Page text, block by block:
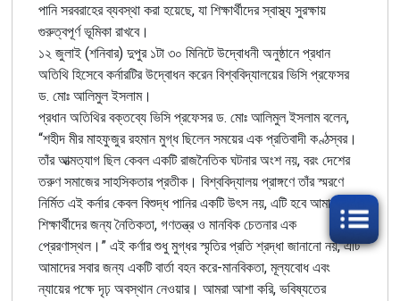
পানি সরবরাহের ব্যবস্থা করা হয়েছে, যা শিক্ষার্থীদের স্বাস্থ্য সুরক্ষায়
গুরুত্বপূর্ণ ভূমিকা রাখবে।
১২ জুলাই (শনিবার) দুপুর ১টা ৩০ মিনিটে উদ্বোধনী অনুষ্ঠানে প্রধান
অতিথি হিসেবে কর্নারটির উদ্বোধন করেন বিশ্ববিদ্যালয়ের ভিসি প্রফেসর
ড. মোঃ আলিমুল ইসলাম।
প্রধান অতিথির বক্তব্যে ভিসি প্রফেসর ড. মোঃ আলিমুল ইসলাম বলেন,
“শহীদ মীর মাহফুজুর রহমান মুগ্ধ ছিলেন সময়ের এক প্রতিবাদী কণ্ঠস্বর।
তাঁর আত্মত্যাগ ছিল কেবল একটি রাজনৈতিক ঘটনার অংশ নয়, বরং দেশের
তরুণ সমাজের সাহসিকতার প্রতীক। বিশ্ববিদ্যালয় প্রাঙ্গণে তাঁর স্মরণে
নির্মিত এই কর্নার কেবল বিশুদ্ধ পানির একটি উৎস নয়, এটি হবে আমাদের
শিক্ষার্থীদের জন্য নৈতিকতা, গণতন্ত্র ও মানবিক চেতনার এক
প্রেরণাস্থল।” এই কর্ণার শুধু মুগ্ধর স্মৃতির প্রতি শ্রদ্ধা জানানো নয়, এটি
আমাদের সবার জন্য একটি বার্তা বহন করে-মানবিকতা, মূল্যবোধ এবং
ন্যায়ের পক্ষে দৃঢ় অবস্থান নেওয়ার। আমরা আশা করি, ভবিষ্যতের